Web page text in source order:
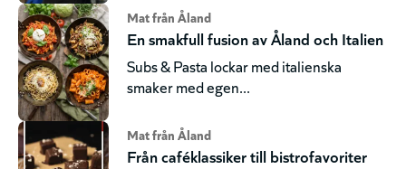
Mat från Åland
En smakfull fusion av Åland och Italien
Subs & Pasta lockar med italienska
smaker med egen...
Mat från Åland
Från caféklassiker till bistrofavoriter